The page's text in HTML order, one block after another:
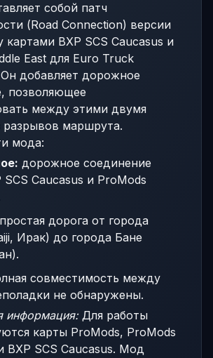
собой патч
(Road Connection) версии
картами BXP SCS Caucasus и
East для Euro Truck
добавляет дорожное
позволяющее
между этими двумя
маршрута.
мода:
дорожное соединение
Caucasus и ProMods
простая дорога от города
Ирак) до города Бане
совместимость между
не обнаружены.
информация:Для работы
карты ProMods, ProMods
BXP SCS Caucasus. Мод